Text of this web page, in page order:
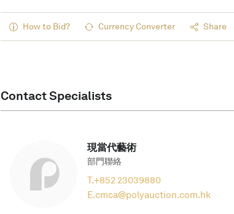
How to Bid? Currency Converter Share
Contact Specialists
現當代藝術
部門聯絡
T.+852 23039880
E.cmca@polyauction.com.hk